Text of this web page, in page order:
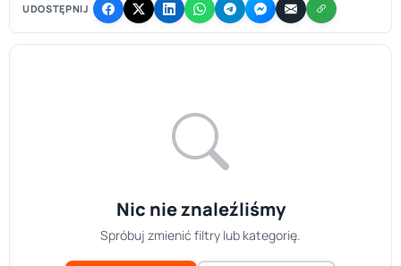
UDOSTĘPNIJ
Nic nie znaleźliśmy
Spróbuj zmienić filtry lub kategorię.